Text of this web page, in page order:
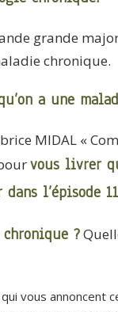
grande
chronique.
a une
MIDAL «
vous livrer
dans l’épisode
chronique ?
vous annoncent